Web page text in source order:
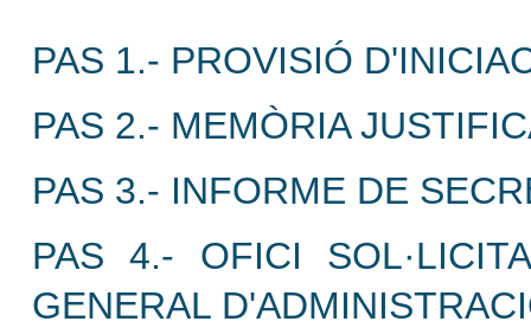
PAS 1.- PROVISIÓ
PAS 2.- MEMÒRIA
PAS 3.- INFORME DE
PAS 4.- OFICI
GENERAL